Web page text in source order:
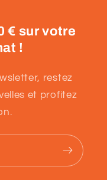
€ sur votre
!
restez
et profitez